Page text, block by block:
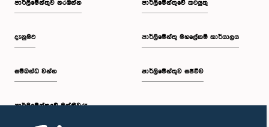
පාර්ලි‌මේන්තුව නරඹන්න
දැනුමට
සම්බන්ධ වන්න
පාර්ලි‌මේන්තුවේ මන්ත්‍රීවරු
පාර්ලිමේන්තුවේ කටයුතු
පාර්ලිමේන්තු මහලේකම් කාර්යාලය
පාර්ලිමේන්තුව සජීවීව